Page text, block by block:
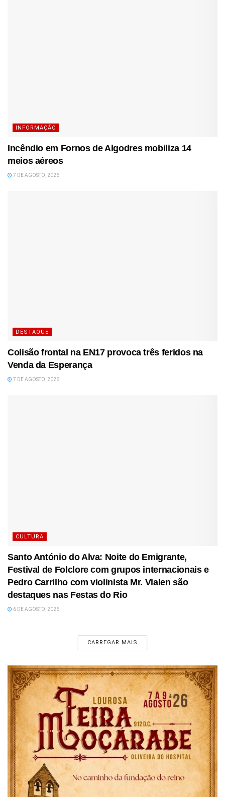
INFORMAÇÃO
Incêndio em Fornos de Algodres mobiliza 14
meios aéreos
7 DE AGOSTO, 2026
DESTAQUE
Colisão frontal na EN17 provoca três feridos na
Venda da Esperança
7 DE AGOSTO, 2026
CULTURA
Santo António do Alva: Noite do Emigrante,
Festival de Folclore com grupos internacionais e
Pedro Carrilho com violinista Mr. Vlalen são
destaques nas Festas do Rio
6 DE AGOSTO, 2026
CARREGAR MAIS